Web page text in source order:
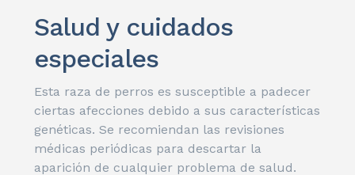
Salud y cuidados
especiales
Esta raza de perros es susceptible a padecer
ciertas afecciones debido a sus características
genéticas. Se recomiendan las revisiones
médicas periódicas para descartar la
aparición de cualquier problema de salud.